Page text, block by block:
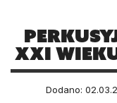
XXI
Dodano: